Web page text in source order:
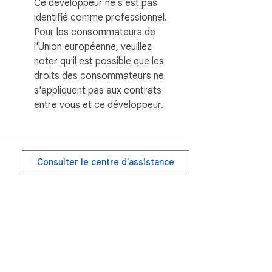
Ce développeur ne s'est pas
identifié comme professionnel.
Pour les consommateurs de
l'Union européenne, veuillez
noter qu'il est possible que les
droits des consommateurs ne
s'appliquent pas aux contrats
entre vous et ce développeur.
Consulter le centre d'assistance